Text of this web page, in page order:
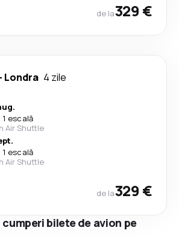
de la329 €
Londra 4 zile
1 escală
Air Shuttle
1 escală
Air Shuttle
de la329 €
bilete de avion pe